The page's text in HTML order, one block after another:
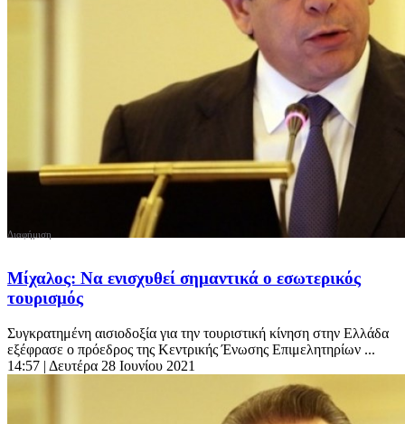
Μίχαλος: Να ενισχυθεί σημαντικά ο εσωτερικός
τουρισμός
Συγκρατημένη αισιοδοξία για την τουριστική κίνηση στην Ελλάδα
εξέφρασε ο πρόεδρος της Κεντρικής Ένωσης Επιμελητηρίων ...
14:57 | Δευτέρα 28 Ιουνίου 2021